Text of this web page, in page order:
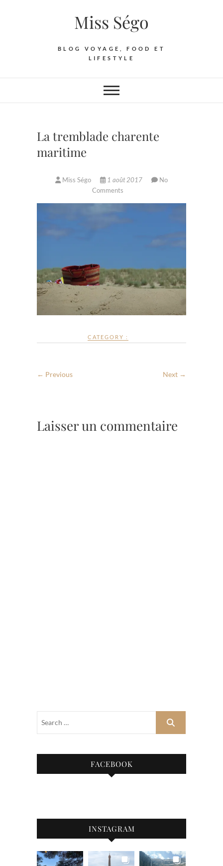
Miss Ségo
BLOG VOYAGE, FOOD ET
LIFESTYLE
La tremblade charente
maritime
Miss Ségo 1 août 2017
No
Comments
CATEGORY :
← Previous Next →
Laisser un commentaire
FACEBOOK
INSTAGRAM